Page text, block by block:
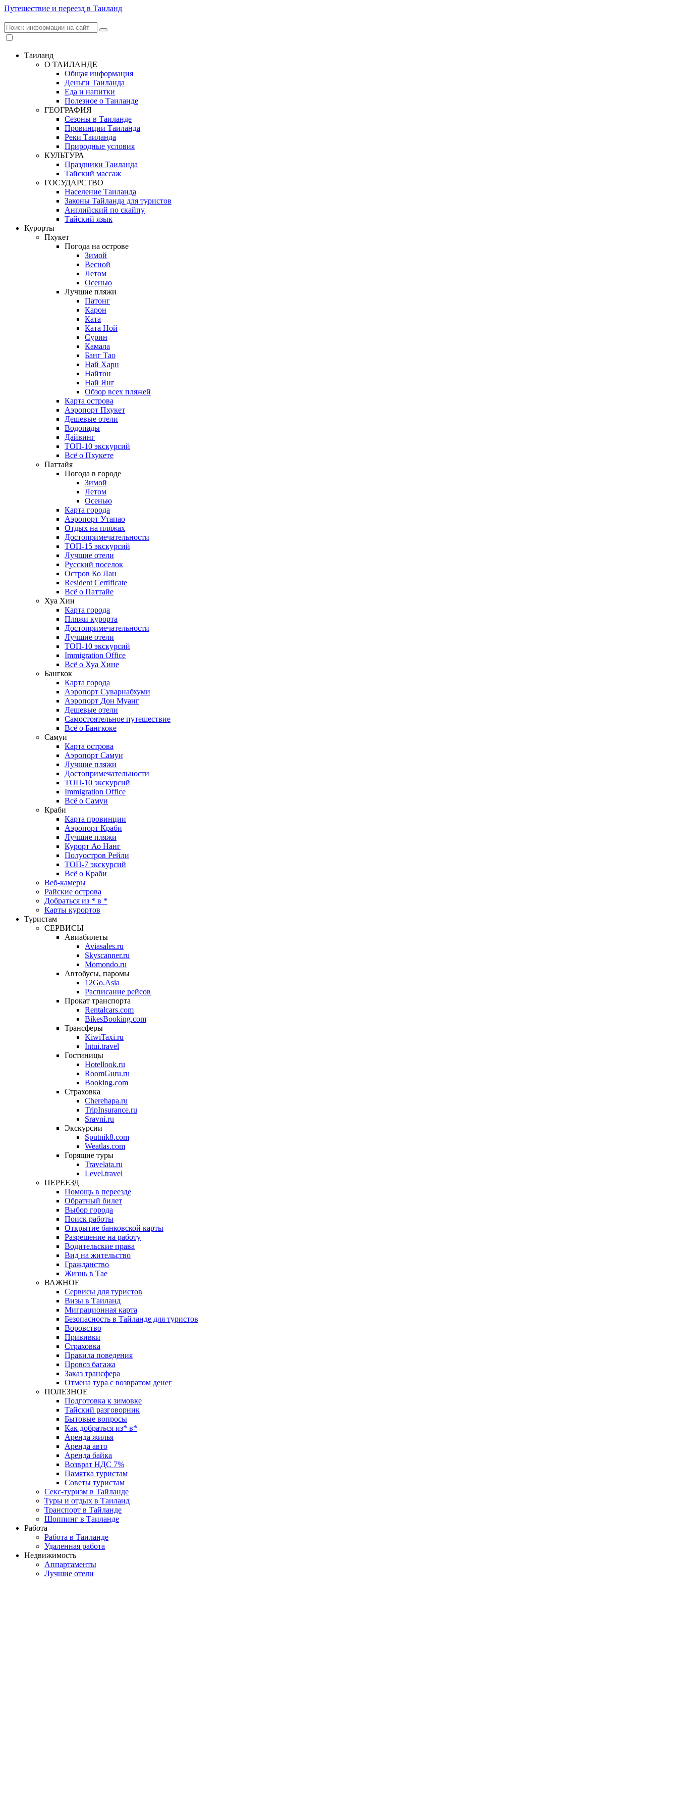
Путешествие и переезд в Таиланд
Таиланд
О ТАИЛАНДЕ
Общая информация
Деньги Таиланда
Еда и напитки
Полезное о Таиланде
ГЕОГРАФИЯ
Сезоны в Таиланде
Провинции Таиланда
Реки Таиланда
Природные условия
КУЛЬТУРА
Праздники Таиланда
Тайский массаж
ГОСУДАРСТВО
Население Таиланда
Законы Тайланда для туристов
Английский по скайпу
Тайский язык
Курорты
Пхукет
Погода на острове
Зимой
Весной
Летом
Осенью
Лучшие пляжи
Патонг
Карон
Ката
Ката Ной
Сурин
Камала
Банг Тао
Най Харн
Найтон
Най Янг
Обзор всех пляжей
Карта острова
Аэропорт Пхукет
Дешевые отели
Водопады
Дайвинг
ТОП-10 экскурсий
Всё о Пхукете
Паттайя
Погода в городе
Зимой
Летом
Осенью
Карта города
Аэропорт Утапао
Отдых на пляжах
Достопримечательности
ТОП-15 экскурсий
Лучшие отели
Русский поселок
Остров Ко Лан
Resident Certificate
Всё о Паттайе
Хуа Хин
Карта города
Пляжи курорта
Достопримечательности
Лучшие отели
ТОП-10 экскурсий
Immigration Office
Всё о Хуа Хине
Бангкок
Карта города
Аэропорт Суварнабхуми
Аэропорт Дон Муанг
Дешевые отели
Самостоятельное путешествие
Всё о Бангкоке
Самуи
Карта острова
Аэропорт Самуи
Лучшие пляжи
Достопримечательности
ТОП-10 экскурсий
Immigration Office
Всё о Самуи
Краби
Карта провинции
Аэропорт Краби
Лучшие пляжи
Курорт Ао Нанг
Полуостров Рейли
ТОП-7 экскурсий
Всё о Краби
Веб-камеры
Райские острова
Добраться из * в *
Карты курортов
Туристам
СЕРВИСЫ
Авиабилеты
Aviasales.ru
Skyscanner.ru
Momondo.ru
Автобусы, паромы
12Go.Asia
Расписание рейсов
Прокат транспорта
Rentalcars.com
BikesBooking.com
Трансферы
KiwiTaxi.ru
Intui.travel
Гостиницы
Hotellook.ru
RoomGuru.ru
Booking.com
Страховка
Cherehapa.ru
TripInsurance.ru
Sravni.ru
Экскурсии
Sputnik8.com
Weatlas.com
Горящие туры
Travelata.ru
Level.travel
ПЕРЕЕЗД
Помощь в переезде
Обратный билет
Выбор города
Поиск работы
Открытие банковской карты
Разрешение на работу
Водительские права
Вид на жительство
Гражданство
Жизнь в Тае
ВАЖНОЕ
Сервисы для туристов
Визы в Таиланд
Миграционная карта
Безопасность в Тайланде для туристов
Воровство
Прививки
Страховка
Правила поведения
Провоз багажа
Заказ трансфера
Отмена тура с возвратом денег
ПОЛЕЗНОЕ
Подготовка к зимовке
Тайский разговорник
Бытовые вопросы
Как добраться из* в*
Аренда жилья
Аренда авто
Аренда байка
Возврат НДС 7%
Памятка туристам
Советы туристам
Секс-туризм в Тайланде
Туры и отдых в Таиланд
Транспорт в Тайланде
Шоппинг в Таиланде
Работа
Работа в Таиланде
Удаленная работа
Недвижимость
Аппартаменты
Лучшие отели